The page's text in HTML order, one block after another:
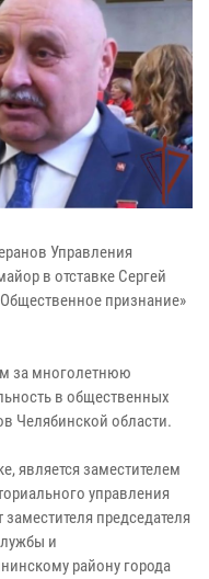
Управления
в отставке Сергей
признание»
за многолетнюю
в общественных
Челябинской области.
является заместителем
управления
председателя
и
району города